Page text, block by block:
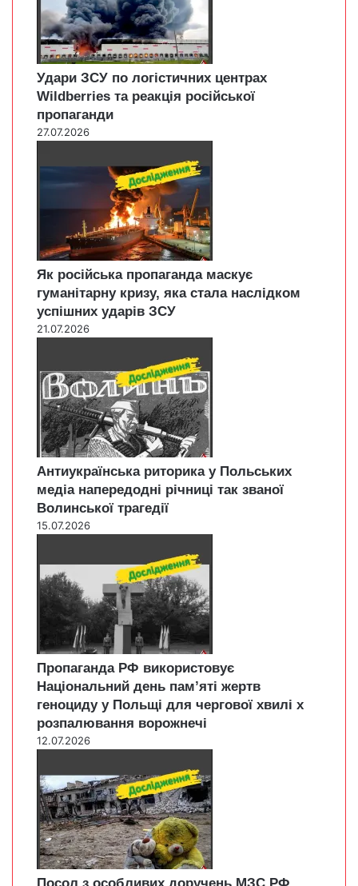
Удари ЗСУ по логістичних центрах
Wildberries та реакція російської
пропаганди
27.07.2026
Як російська пропаганда маскує
гуманітарну кризу, яка стала наслідком
успішних ударів ЗСУ
21.07.2026
Антиукраїнська риторика у Польських
медіа напередодні річниці так званої
Волинської трагедії
15.07.2026
Пропаганда РФ використовує
Національний день пам’яті жертв
геноциду у Польщі для чергової хвилі х
розпалювання ворожнечі
12.07.2026